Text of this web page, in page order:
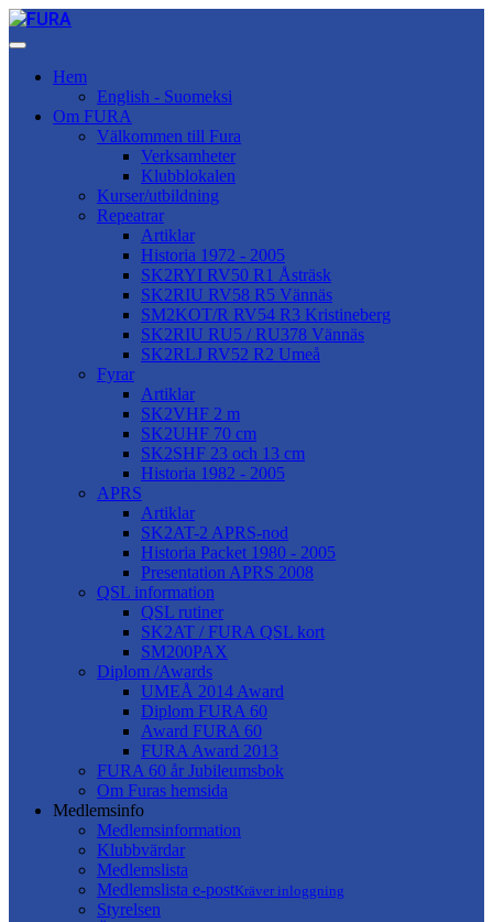
Hem
English - Suomeksi
Om FURA
Välkommen till Fura
Verksamheter
Klubblokalen
Kurser/utbildning
Repeatrar
Artiklar
Historia 1972 - 2005
SK2RYI RV50 R1 Åsträsk
SK2RIU RV58 R5 Vännäs
SM2KOT/R RV54 R3 Kristineberg
SK2RIU RU5 / RU378 Vännäs
SK2RLJ RV52 R2 Umeå
Fyrar
Artiklar
SK2VHF 2 m
SK2UHF 70 cm
SK2SHF 23 och 13 cm
Historia 1982 - 2005
APRS
Artiklar
SK2AT-2 APRS-nod
Historia Packet 1980 - 2005
Presentation APRS 2008
QSL information
QSL rutiner
SK2AT / FURA QSL kort
SM200PAX
Diplom /Awards
UMEÅ 2014 Award
Diplom FURA 60
Award FURA 60
FURA Award 2013
FURA 60 år Jubileumsbok
Om Furas hemsida
Medlemsinfo
Medlemsinformation
Klubbvärdar
Medlemslista
Medlemslista e-postKräver inloggning
Styrelsen